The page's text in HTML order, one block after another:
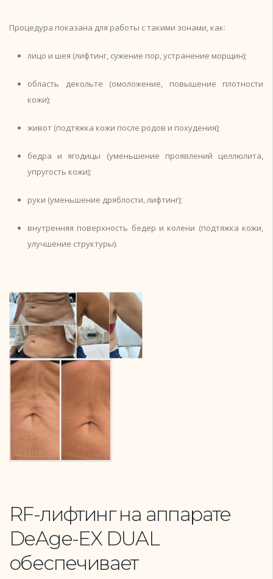
Процедура показана для работы с такими зонами, как:
лицо и шея (лифтинг, сужение пор, устранение морщин);
область декольте (омоложение, повышение плотности
кожи);
живот (подтяжка кожи после родов и похудения);
бедра и ягодицы (уменьшение проявлений целлюлита,
упругость кожи);
руки (уменьшение дряблости, лифтинг);
внутренняя поверхность бедер и колени (подтяжка кожи,
улучшение структуры).
RF-лифтинг на аппарате
DeAge-EX DUAL
обеспечивает